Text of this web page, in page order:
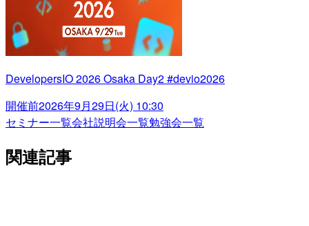
DevelopersIO 2026 Osaka Day2 #devio2026
開催前2026年9月29日(火) 10:30
セミナー一覧会社説明会一覧勉強会一覧
関連記事